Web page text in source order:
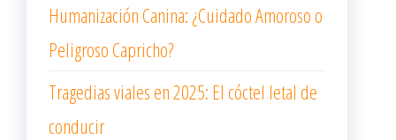
Humanización Canina: ¿Cuidado Amoroso o
Peligroso Capricho?
Tragedias viales en 2025: El cóctel letal de
conducir